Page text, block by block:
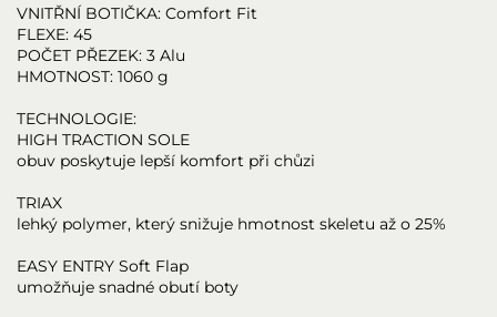
VNITŘNÍ BOTIČKA: Comfort Fit
FLEXE: 45
POČET PŘEZEK: 3 Alu
HMOTNOST: 1060 g
TECHNOLOGIE:
HIGH TRACTION SOLE
obuv poskytuje lepší komfort při chůzi
TRIAX
lehký polymer, který snižuje hmotnost skeletu až o 25%
EASY ENTRY Soft Flap
umožňuje snadné obutí boty